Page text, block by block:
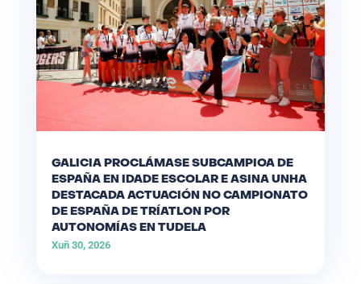
GALICIA PROCLÁMASE SUBCAMPIOA DE
ESPAÑA EN IDADE ESCOLAR E ASINA UNHA
DESTACADA ACTUACIÓN NO CAMPIONATO
DE ESPAÑA DE TRÍATLON POR
AUTONOMÍAS EN TUDELA
Xuñ 30, 2026